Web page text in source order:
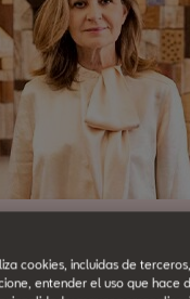
cookies, incluidas de
entender el uso que hace